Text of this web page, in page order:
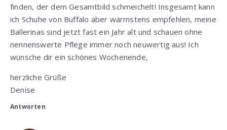
finden, der dem Gesamtbild schmeichelt! Insgesamt kann
ich Schuhe von Buffalo aber wärmstens empfehlen, meine
Ballerinas sind jetzt fast ein Jahr alt und schauen ohne
nennenswerte Pflege immer noch neuwertig aus! Ich
wünsche dir ein schönes Wochenende,
herzliche Grüße
Denise
Antworten